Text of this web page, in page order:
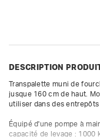
DESCRIPTION
Transpalette muni de
jusque 160 cm de haut.
utiliser dans des entrepôts
Équipé d'une pompe à
capacité de levage : 1000